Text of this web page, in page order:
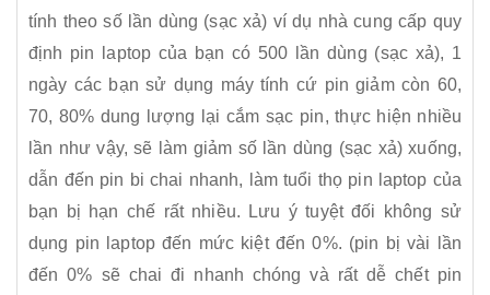
tính theo số lần dùng (sạc xả) ví dụ nhà cung cấp quy
định pin laptop của bạn có 500 lần dùng (sạc xả), 1
ngày các bạn sử dụng máy tính cứ pin giảm còn 60,
70, 80% dung lượng lại cắm sạc pin, thực hiện nhiều
lần như vậy, sẽ làm giảm số lần dùng (sạc xả) xuống,
dẫn đến pin bi chai nhanh, làm tuổi thọ pin laptop của
bạn bị hạn chế rất nhiều. Lưu ý tuyệt đối không sử
dụng pin laptop đến mức kiệt đến 0%. (pin bị vài lần
đến 0% sẽ chai đi nhanh chóng và rất dễ chết pin